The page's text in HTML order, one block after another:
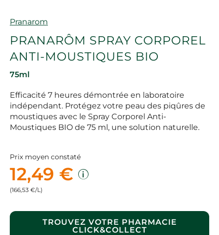
Marque
Pranarom
PRANARÔM SPRAY CORPOREL
ANTI-MOUSTIQUES BIO
75ml
Efficacité 7 heures démontrée en laboratoire
indépendant. Protégez votre peau des piqûres de
moustiques avec le Spray Corporel Anti-
Moustiques BIO de 75 ml, une solution naturelle.
Prix moyen constaté
12,49 €
(166,53 €/L)
TROUVEZ VOTRE PHARMACIE
CLICK&COLLECT